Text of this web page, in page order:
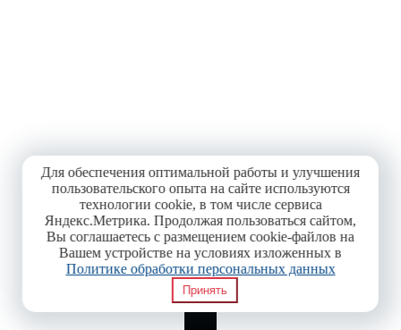
Для обеспечения оптимальной работы и улучшения
пользовательского опыта на сайте используются
технологии cookie, в том числе сервиса
Яндекс.Метрика. Продолжая пользоваться сайтом,
Вы соглашаетесь с размещением cookie-файлов на
Вашем устройстве на условиях изложенных в
Политике обработки персональных данных
Принять